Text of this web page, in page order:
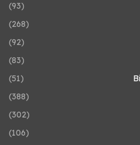
(93)
(268)
(92)
(83)
(51)
(388)
(302)
(106)